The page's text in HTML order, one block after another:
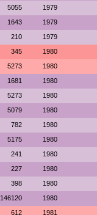
5055 1979
1643 1979
210 1979
345 1980
5273 1980
1681 1980
5273 1980
5079 1980
782 1980
5175 1980
241 1980
227 1980
398 1980
146120 1980
612 1981